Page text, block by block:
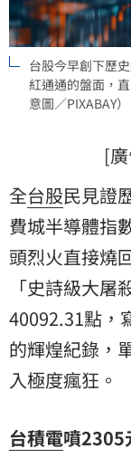
台股今早創下歷
紅通通的盤面，
意圖／PIXABAY）
[
全台股民見證
費城半導體指
頭烈火直接燒
「史詩級大
40092.31點，
的輝煌紀錄，
入極度瘋狂。
台積電噴